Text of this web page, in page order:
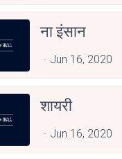
ना इंसान
Jun 16, 2020
शायरी
Jun 16, 2020